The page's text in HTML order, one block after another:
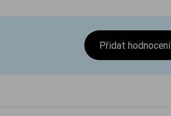
Přidat hodnocení